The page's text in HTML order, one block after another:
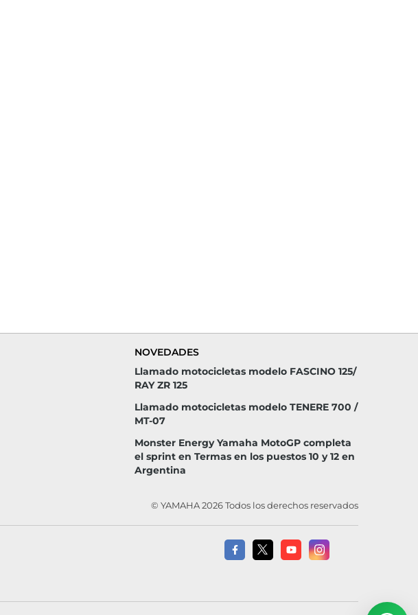
NOVEDADES
Llamado motocicletas modelo FASCINO 125/
RAY ZR 125
Llamado motocicletas modelo TENERE 700 /
MT-07
Monster Energy Yamaha MotoGP completa
el sprint en Termas en los puestos 10 y 12 en
Argentina
© YAMAHA 2026 Todos los derechos reservados